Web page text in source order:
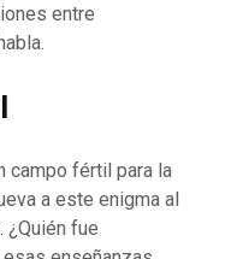
entre
campo fértil para la
a este enigma al
fue